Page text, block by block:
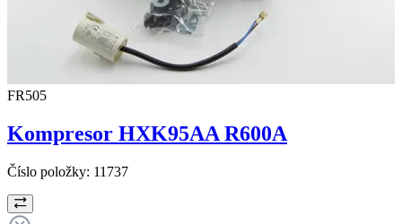
FR505
Kompresor HXK95AA R600A
Číslo položky: 11737